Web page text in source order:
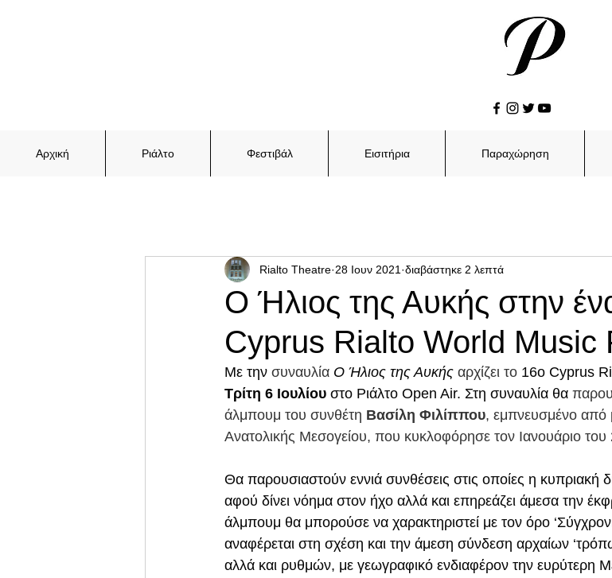
Αρχική Ριάλτο Φεστιβάλ Εισιτήρια Παραχώρηση
Ο Ήλιος της Αυκής στην
Cyprus Rialto World Music
Rialto Theatre 28 Ιουν 2021 διαβάστηκε 2 λεπτά
Με την συναυλία Ο Ήλιος της Αυκής αρχίζει το 16ο Cyprus
Τρίτη 6 Ιουλίου στο Ριάλτο Open Air. Στη συναυλία θα
άλμπουμ του συνθέτη Βασίλη Φιλίππου, εμπνευσμένο από
Ανατολικής Μεσογείου, που κυκλοφόρησε τον Ιανουάριο του
Θα παρουσιαστούν εννιά συνθέσεις στις οποίες η κυπριακή
αφού δίνει νόημα στον ήχο αλλά και επηρεάζει άμεσα την
άλμπουμ θα μπορούσε να χαρακτηριστεί με τον όρο
αναφέρεται στη σχέση και την άμεση σύνδεση αρχαίων
αλλά και ρυθμών, με γεωγραφικό ενδιαφέρον την ευρύτερη